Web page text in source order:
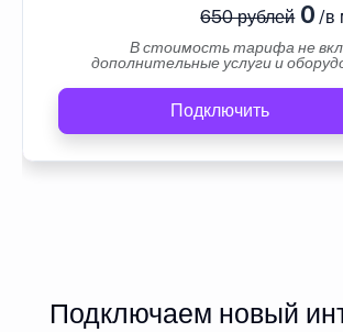
650 рублей0 /в
В стоимость тарифа не
дополнительные услуги и
Подключить
Подключаем новый